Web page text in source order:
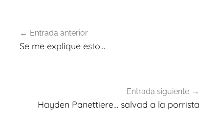
de
Entrada anterior
Se me explique esto…
Entrada siguiente
Hayden Panettiere… salvad a la porrista